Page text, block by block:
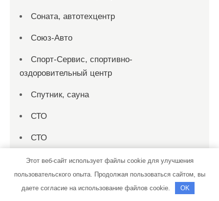
Соната, автотехцентр
Союз-Авто
Спорт-Сервис, спортивно-
оздоровительный центр
Спутник, сауна
СТО
СТО
СТО 19
Этот веб-сайт использует файлы cookie для улучшения
пользовательского опыта. Продолжая пользоваться сайтом, вы
даете согласие на использование файлов cookie.
OK